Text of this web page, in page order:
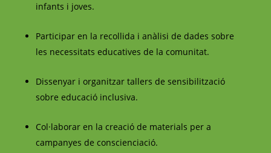
infants i joves.
Participar en la recollida i anàlisi de dades sobre
les necessitats educatives de la comunitat.
Dissenyar i organitzar tallers de sensibilització
sobre educació inclusiva.
Col·laborar en la creació de materials per a
campanyes de conscienciació.